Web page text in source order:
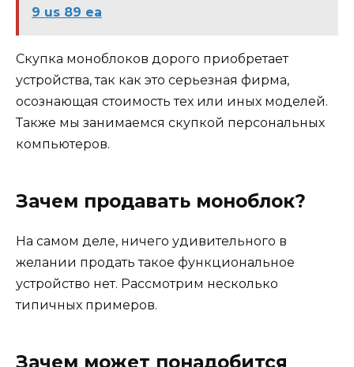
9 us 89 ea
Скупка моноблоков дорого приобретает
устройства, так как это серьезная фирма,
осознающая стоимость тех или иных моделей.
Также мы занимаемся скупкой персональных
компьютеров.
Зачем продавать моноблок?
На самом деле, ничего удивительного в
желании продать такое функциональное
устройство нет. Рассмотрим несколько
типичных примеров.
Зачем может понадобится